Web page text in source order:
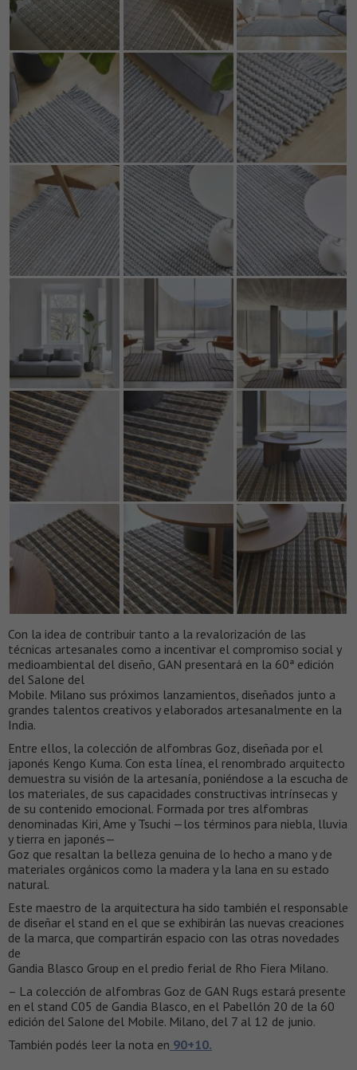
Con la idea de contribuir tanto a la revalorización de las
técnicas artesanales como a incentivar el compromiso social y
medioambiental del diseño, GAN presentará en la 60ª edición
del Salone del
Mobile. Milano sus próximos lanzamientos, diseñados junto a
grandes talentos creativos y elaborados artesanalmente en la
India.
Entre ellos, la colección de alfombras Goz, diseñada por el
japonés Kengo Kuma. Con esta línea, el renombrado arquitecto
demuestra su visión de la artesanía, poniéndose a la escucha de
los materiales, de sus capacidades constructivas intrínsecas y
de su contenido emocional. Formada por tres alfombras
denominadas Kiri, Ame y Tsuchi —los términos para niebla, lluvia
y tierra en japonés—
Goz que resaltan la belleza genuina de lo hecho a mano y de
materiales orgánicos como la madera y la lana en su estado
natural.
Este maestro de la arquitectura ha sido también el responsable
de diseñar el stand en el que se exhibirán las nuevas creaciones
de la marca, que compartirán espacio con las otras novedades
de
Gandia Blasco Group en el predio ferial de Rho Fiera Milano.
– La colección de alfombras Goz de GAN Rugs estará presente
en el stand C05 de Gandia Blasco, en el Pabellón 20 de la 60
edición del Salone del Mobile. Milano, del 7 al 12 de junio.
También podés leer la nota en 90+10.